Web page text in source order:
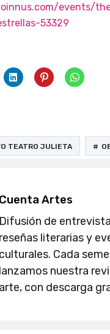
events/
53329
TEATRO JULIETA
Cuenta Artes
Difusión de
reseñas literarias y
culturales. Cada
lanzamos nuestra
arte, con descarga